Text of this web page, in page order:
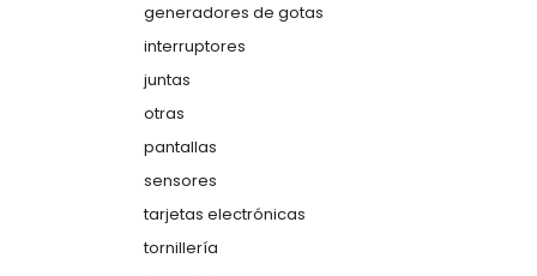
generadores de gotas
interruptores
juntas
otras
pantallas
sensores
tarjetas electrónicas
tornillería